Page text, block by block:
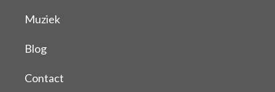
Muziek
Blog
Contact